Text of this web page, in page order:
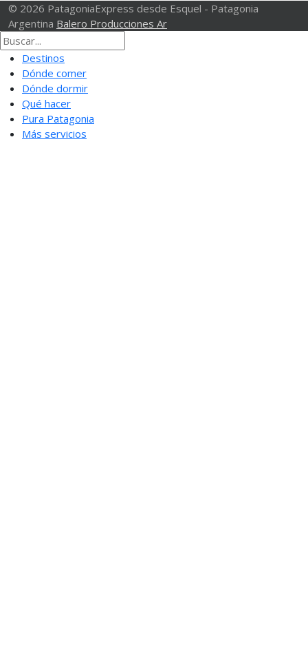
© 2026 PatagoniaExpress desde Esquel - Patagonia
Argentina Balero Producciones Ar
Destinos
Dónde comer
Dónde dormir
Qué hacer
Pura Patagonia
Más servicios